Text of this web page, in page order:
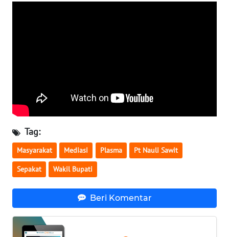
Tag:
Masyarakat Mediasi Plasma Pt Nauli Sawit
Sepakat Wakil Bupati
Beri Komentar
WN
WN
BENGKULU
WN
JATENG